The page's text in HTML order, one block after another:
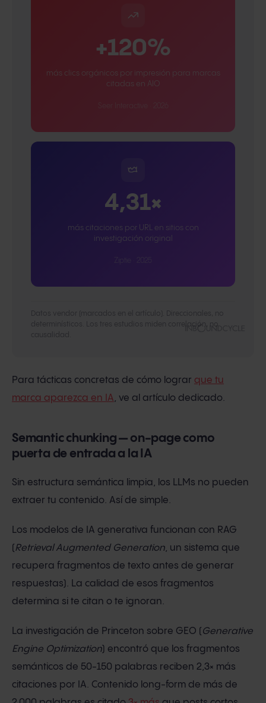
+120%
más clics orgánicos por impresión para marcas
citadas en AIO
4,31×
más citaciones por URL en sitios con
investigación original
determinísticos. Los tres estudios miden correlación, no
Para tácticas concretas de cómo lograr que tu
marca aparezca en IA, ve al artículo dedicado.
Semantic chunking — on-page como
puerta de entrada a la IA
Sin estructura semántica limpia, los LLMs no pueden
extraer tu contenido. Así de simple.
Los modelos de IA generativa funcionan con RAG
(Retrieval Augmented Generation, un sistema que
recupera fragmentos de texto antes de generar
respuestas). La calidad de esos fragmentos
determina si te citan o te ignoran.
La investigación de Princeton sobre GEO (Generative
Engine Optimization) encontró que los fragmentos
semánticos de 50-150 palabras reciben 2,3× más
citaciones por IA. Contenido long-form de más de